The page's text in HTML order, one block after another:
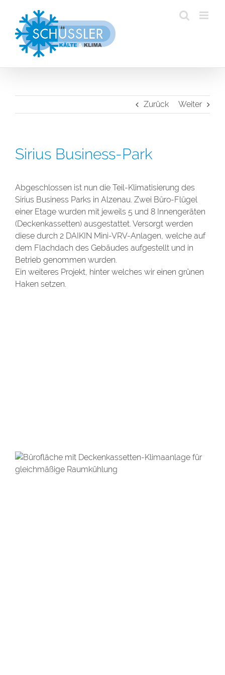
springen
Zurück Weiter
Sirius Business-Park
Abgeschlossen ist nun die Teil-Klimatisierung des
Sirius Business Parks in Alzenau. Zwei Büro-Flügel
einer Etage wurden mit jeweils 5 und 8 Innengeräten
(Deckenkassetten) ausgestattet. Versorgt werden
diese durch 2 DAIKIN Mini-VRV-Anlagen, welche auf
dem Flachdach des Gebäudes aufgestellt und in
Betrieb genommen wurden.
Ein weiteres Projekt, hinter welches wir einen grünen
Haken setzen.